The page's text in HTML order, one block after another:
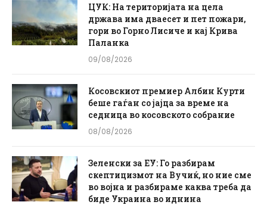
ЦУК: На територијата на цела
држава има дваесет и пет пожари,
гори во Горно Лисиче и кај Крива
Паланка
09/08/2026
Косовскиот премиер Албин Курти
беше гаѓан со јајца за време на
седница во косовското собрание
08/08/2026
Зеленски за ЕУ: Го разбирам
скептицизмот на Вучиќ, но ние сме
во војна и разбираме каква треба да
биде Украина во иднина